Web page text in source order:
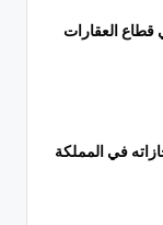
قطاع العقارات
في المملكة